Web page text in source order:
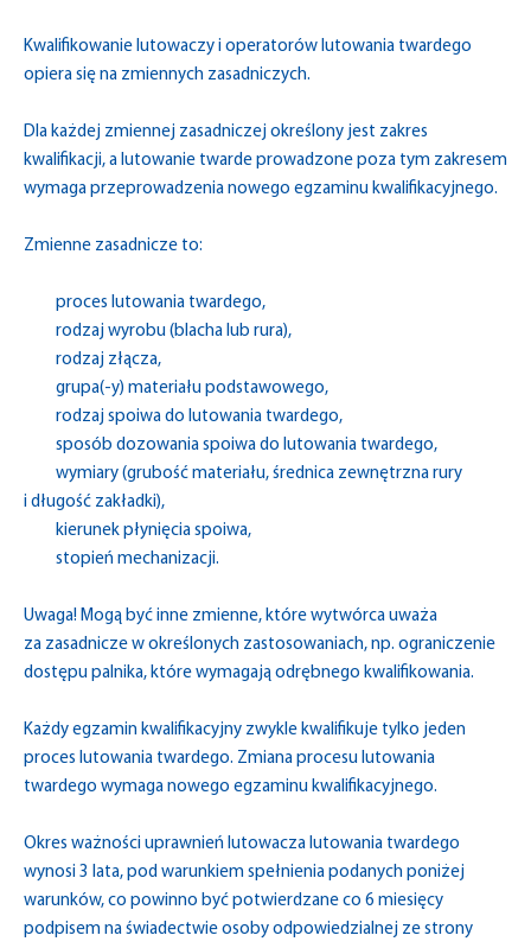
Kwalifikowanie lutowaczy i operatorów lutowania twardego
opiera się na zmiennych zasadniczych.
Dla każdej zmiennej zasadniczej określony jest zakres
kwalifikacji, a lutowanie twarde prowadzone poza tym zakresem
wymaga przeprowadzenia nowego egzaminu kwalifikacyjnego.
Zmienne zasadnicze to:
proces lutowania twardego,
rodzaj wyrobu (blacha lub rura),
rodzaj złącza,
grupa(-y) materiału podstawowego,
rodzaj spoiwa do lutowania twardego,
sposób dozowania spoiwa do lutowania twardego,
wymiary (grubość materiału, średnica zewnętrzna rury
i długość zakładki),
kierunek płynięcia spoiwa,
stopień mechanizacji.
Uwaga! Mogą być inne zmienne, które wytwórca uważa
za zasadnicze w określonych zastosowaniach, np. ograniczenie
dostępu palnika, które wymagają odrębnego kwalifikowania.
Każdy egzamin kwalifikacyjny zwykle kwalifikuje tylko jeden
proces lutowania twardego. Zmiana procesu lutowania
twardego wymaga nowego egzaminu kwalifikacyjnego.
Okres ważności uprawnień lutowacza lutowania twardego
wynosi 3 lata, pod warunkiem spełnienia podanych poniżej
warunków, co powinno być potwierdzane co 6 miesięcy
podpisem na świadectwie osoby odpowiedzialnej ze strony